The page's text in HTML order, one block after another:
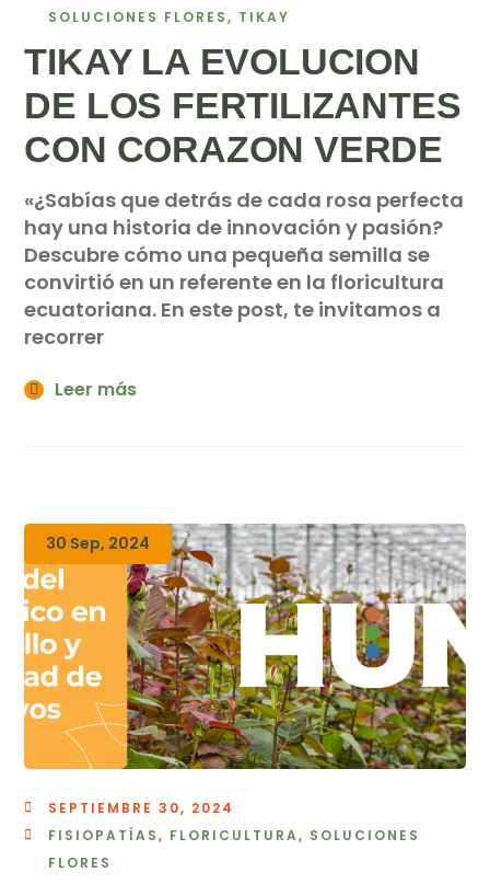
SOLUCIONES FLORES, TIKAY
TIKAY LA EVOLUCION
DE LOS FERTILIZANTES
CON CORAZON VERDE
«¿Sabías que detrás de cada rosa perfecta
hay una historia de innovación y pasión?
Descubre cómo una pequeña semilla se
convirtió en un referente en la floricultura
ecuatoriana. En este post, te invitamos a
recorrer
Leer más
30 Sep, 2024
SEPTIEMBRE 30, 2024
FISIOPATÍAS, FLORICULTURA, SOLUCIONES
FLORES